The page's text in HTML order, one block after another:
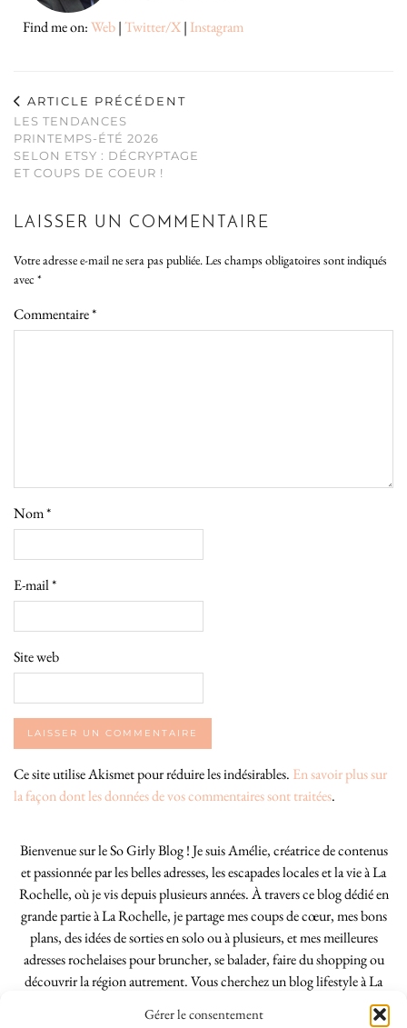
Gérer le consentement
Find me on:Web|Twitter/X| Instagram
ARTICLE PRÉCÉDENT
LES TENDANCES
PRINTEMPS-ÉTÉ 2026
SELON ETSY : DÉCRYPTAGE
ET COUPS DE COEUR !
LAISSER UN COMMENTAIRE
Votre adresse e-mail ne sera pas publiée.Les champs obligatoires sont indiqués
avec *
Commentaire*
Nom*
E-mail*
Site web
Ce site utilise Akismet pour réduire les indésirables. En savoir plus sur
la façon dont les données de vos commentaires sont traitées.
Bienvenue sur le So Girly Blog ! Je suis Amélie, créatrice de contenus
et passionnée par les belles adresses, les escapades locales et la vie à La
Rochelle, où je vis depuis plusieurs années. À travers ce blog dédié en
grande partie à La Rochelle, je partage mes coups de cœur, mes bons
plans, des idées de sorties en solo ou à plusieurs, et mes meilleures
adresses rochelaises pour bruncher, se balader, faire du shopping ou
découvrir la région autrement. Vous cherchez un blog lifestyle à La
Rochelle, tenu par une locale ? Vous êtes au bon endroit. Que vous